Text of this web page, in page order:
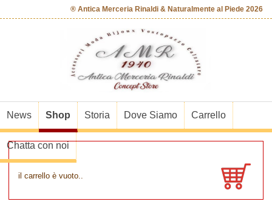
® Antica Merceria Rinaldi & Naturalmente al Piede 2026
News Shop Storia Dove Siamo Carrello
Chatta con noi
il carrello è vuoto..